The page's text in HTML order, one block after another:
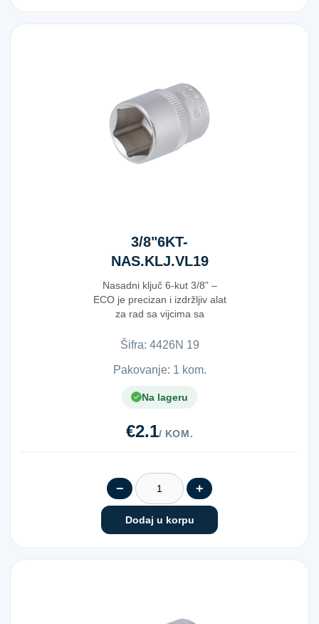
3/8"6KT-
NAS.KLJ.VL19
27MM ECO
Nasadni ključ 6-kut 3/8” –
ECO je precizan i izdržljiv alat
za rad sa vijcima sa
Šifra: 4​4​2​6​N​ ​1​9​
Pakovanje: 1 kom.
Na lageru
€2.1/ KOM.
− +
Dodaj u korpu